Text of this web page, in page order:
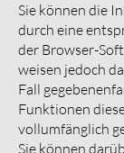
Sie können die
durch eine
der Browser-
weisen jedoch
Fall
Funktionen
vollumfänglich
Sie können